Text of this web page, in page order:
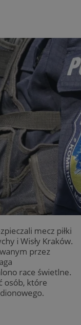
mecz piłki
i Wisły Kraków.
przez
race świetlne.
osób, które